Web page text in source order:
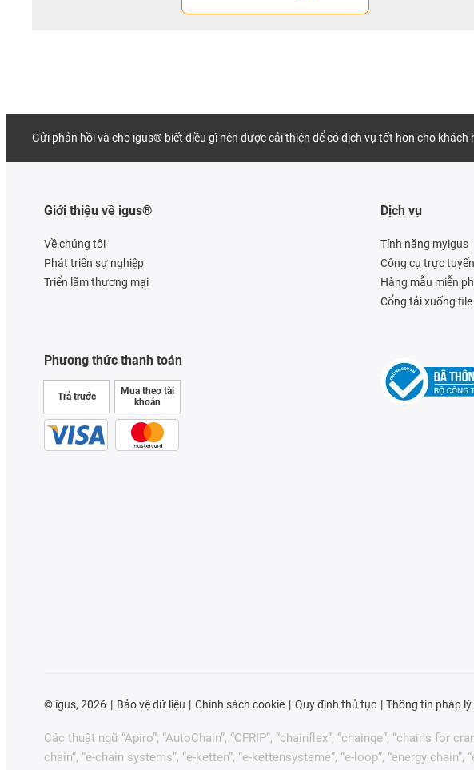
Gửi phản hồi và cho igus® biết điều gì nên được cải thiện để có dịch vụ tốt hơn cho khách
Giới thiệu về igus®
Về chúng tôi
Phát triển sự nghiệp
Triển lãm thương mại
Phương thức thanh toán
Trả trước
Mua theo tài
khoản
Dịch vụ
Tính năng myigus
Công cụ trực tuyến
Hàng mẫu miễn
Cổng tải xuống file
© igus, 2026 Bảo vệ dữ liệu Chính sách cookie Quy định thủ tục Thông tin pháp
Các thuật ngữ “Apiro”, “AutoChain”, “CFRIP”, “chainflex”, “chainge”, “chains for
chain”, “e-chain systems”, “e-ketten”, “e-kettensysteme”, “e-loop”, “energy chain”,